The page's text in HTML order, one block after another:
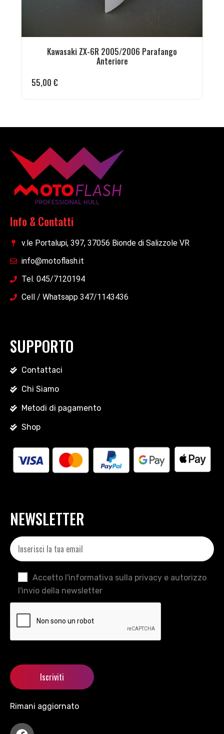
Kawasaki ZX-6R 2005/2006 Parafango
Anteriore
55,00 €
Info & Contatti
v.le Portalupi, 397, 37056 Bionde di Salizzole VR
info@motoflash.it
Tel. 045/7120194
Cell / Whatsapp 347/1143436
SUPPORTO
Contattaci
Chi Siamo
Metodi di pagamento
Shop
NEWSLETTER
Accetto l'informativa sulla privacy e autorizzo
l'invio della newsletter
Rimani aggiornato